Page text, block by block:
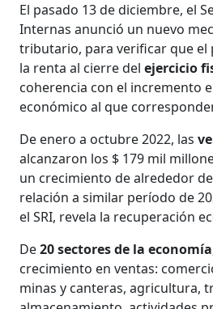
El pasado 13 de diciembre, el
Internas anunció un nuevo
tributario, para verificar que el
la renta al cierre delejercicio
coherencia con el incremento
económico al que
De enero a octubre 2022, las
alcanzaron los $ 179 mil
un crecimiento de alrededor
relación a similar período de
el SRI, revela la recuperación
De20 sectores de la economía
crecimiento en ventas:
minas y canteras, agricultura,